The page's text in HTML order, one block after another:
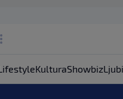
REGIJA
KulturaShowbiz